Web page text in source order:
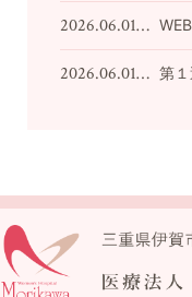
2026.06.01…
2026.06.01… 第